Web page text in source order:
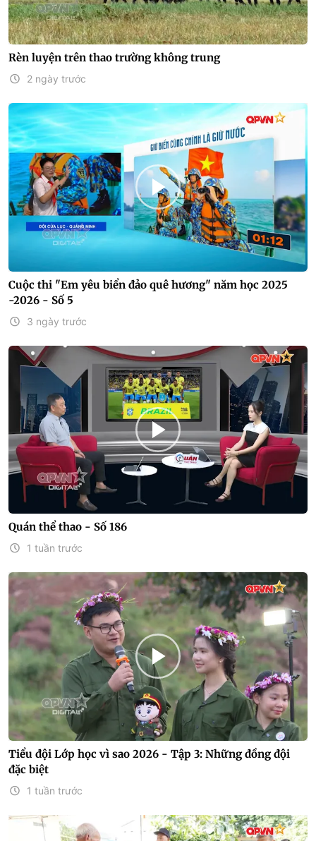
Rèn luyện trên thao trường không trung
2 ngày trước
Cuộc thi "Em yêu biển đảo quê hương" năm học 2025
-2026 - Số 5
3 ngày trước
Quán thể thao - Số 186
1 tuần trước
Tiểu đội Lớp học vì sao 2026 - Tập 3: Những đồng đội
đặc biệt
1 tuần trước